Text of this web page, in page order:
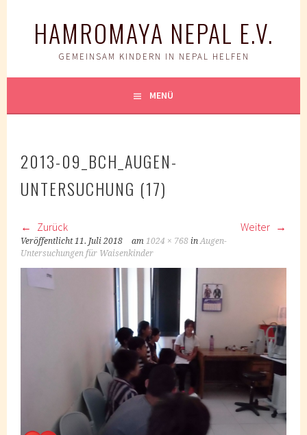
HAMROMAYA NEPAL E.V.
GEMEINSAM KINDERN IN NEPAL HELFEN
MENÜ
2013-09_BCH_AUGEN-
UNTERSUCHUNG (17)
Zurück Weiter
Veröffentlicht11. Juli 2018 am1024 × 768 inAugen-
Untersuchungen für Waisenkinder